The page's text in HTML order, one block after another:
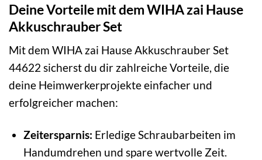
Deine Vorteile mit dem WIHA zai Hause
Akkuschrauber Set
Mit dem WIHA zai Hause Akkuschrauber Set
44622 sicherst du dir zahlreiche Vorteile, die
deine Heimwerkerprojekte einfacher und
erfolgreicher machen:
Zeitersparnis: Erledige Schraubarbeiten im
Handumdrehen und spare wertvolle Zeit.